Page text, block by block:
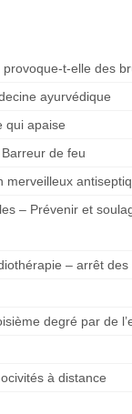
t-elle des
ayurvédique
qui apaise
de feu
merveilleux
– Prévenir et
– arrêt
degré par de
à distance